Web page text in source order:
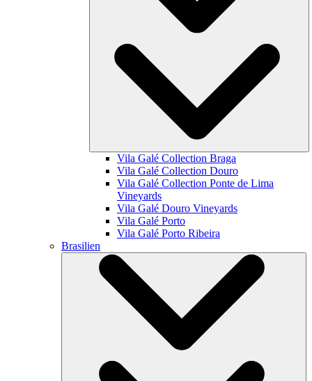
Vila Galé Collection Braga
Vila Galé Collection Douro
Vila Galé Collection Ponte de Lima
Vineyards
Vila Galé Douro Vineyards
Vila Galé Porto
Vila Galé Porto Ribeira
Brasilien